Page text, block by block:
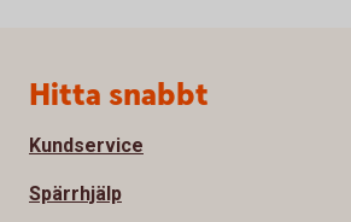
Sidfot
Hitta snabbt
Kundservice
Spärrhjälp